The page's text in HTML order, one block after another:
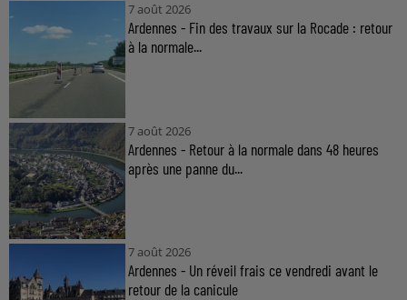
7 août 2026
Ardennes - Fin des travaux sur la Rocade : retour
à la normale...
7 août 2026
Ardennes - Retour à la normale dans 48 heures
après une panne du...
7 août 2026
Ardennes - Un réveil frais ce vendredi avant le
retour de la canicule